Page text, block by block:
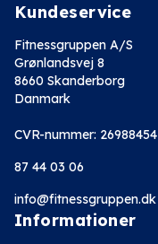
Kundeservice
Fitnessgruppen A/S
Grønlandsvej 8
8660 Skanderborg
Danmark
CVR-nummer: 26988454
87 44 03 06
info@fitnessgruppen.dk
Informationer